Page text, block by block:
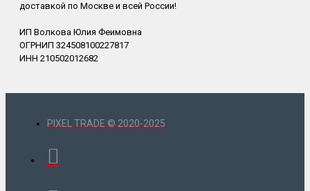
доставкой по Москве и всей России!
ИП Волкова Юлия Феимовна
ОГРНИП 324508100227817
ИНН 210502012682
PIXEL TRADE © 2020-2025